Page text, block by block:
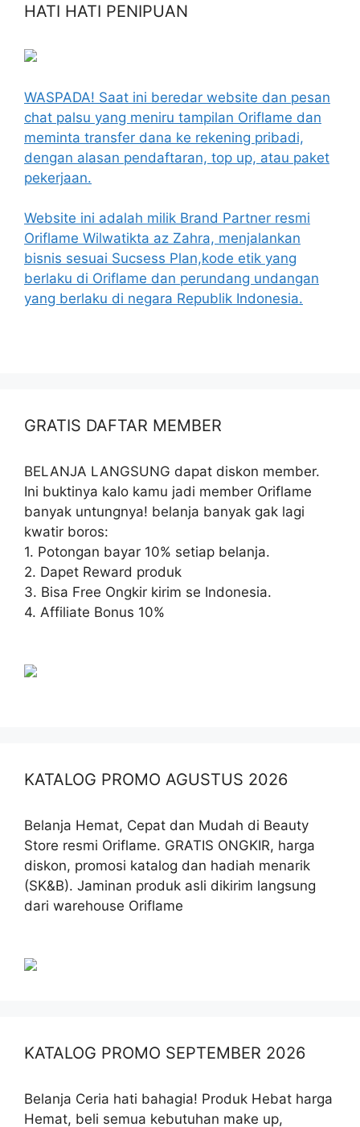
HATI HATI PENIPUAN
WASPADA! Saat ini beredar website dan pesan
chat palsu yang meniru tampilan Oriflame dan
meminta transfer dana ke rekening pribadi,
dengan alasan pendaftaran, top up, atau paket
pekerjaan.
Website ini adalah milik Brand Partner resmi
Oriflame Wilwatikta az Zahra, menjalankan
bisnis sesuai Sucsess Plan,kode etik yang
berlaku di Oriflame dan perundang undangan
yang berlaku di negara Republik Indonesia.
GRATIS DAFTAR MEMBER
BELANJA LANGSUNG dapat diskon member.
Ini buktinya kalo kamu jadi member Oriflame
banyak untungnya! belanja banyak gak lagi
kwatir boros:
1. Potongan bayar 10% setiap belanja.
2. Dapet Reward produk
3. Bisa Free Ongkir kirim se Indonesia.
4. Affiliate Bonus 10%
KATALOG PROMO AGUSTUS 2026
Belanja Hemat, Cepat dan Mudah di Beauty
Store resmi Oriflame. GRATIS ONGKIR, harga
diskon, promosi katalog dan hadiah menarik
(SK&B). Jaminan produk asli dikirim langsung
dari warehouse Oriflame
KATALOG PROMO SEPTEMBER 2026
Belanja Ceria hati bahagia! Produk Hebat harga
Hemat, beli semua kebutuhan make up,